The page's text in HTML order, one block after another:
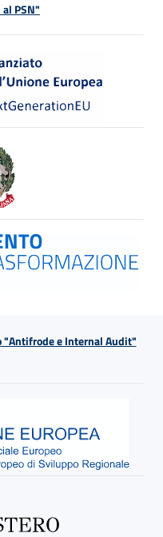
PSN"
"Antifrode e Internal Audit"